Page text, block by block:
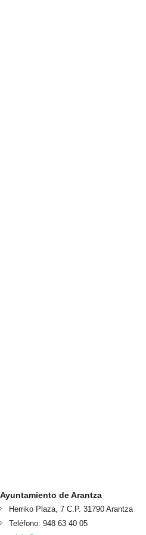
Ayuntamiento de Arantza
Herriko Plaza, 7 C.P. 31790 Arantza
Teléfono: 948 63 40 05